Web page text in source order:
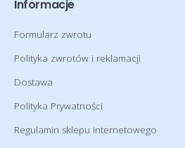
Informacje
Formularz zwrotu
Polityka zwrotów i reklamacji
Dostawa
Polityka Prywatności
Regulamin sklepu internetowego